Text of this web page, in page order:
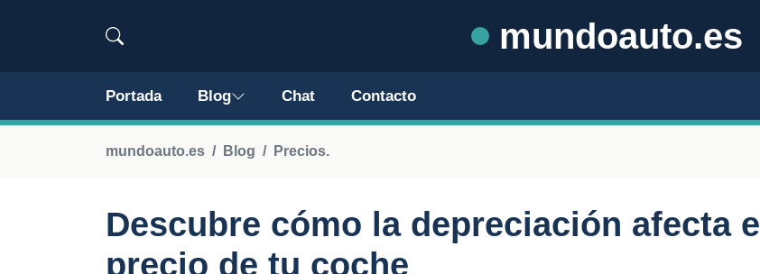
mundoauto.es
Portada Blog Chat Contacto
mundoauto.es Blog Precios.
Descubre cómo la depreciación afecta el
precio de tu coche